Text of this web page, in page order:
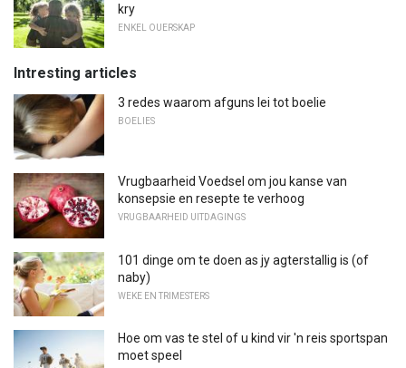
kry
ENKEL OUERSKAP
Intresting articles
3 redes waarom afguns lei tot boelie
BOELIES
Vrugbaarheid Voedsel om jou kanse van
konsepsie en resepte te verhoog
VRUGBAARHEID UITDAGINGS
101 dinge om te doen as jy agterstallig is (of
naby)
WEKE EN TRIMESTERS
Hoe om vas te stel of u kind vir 'n reis sportspan
moet speel